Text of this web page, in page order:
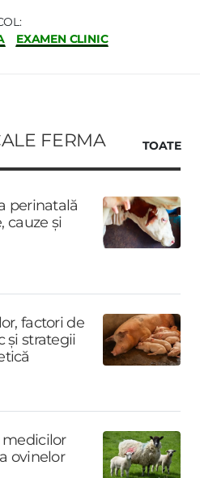
EXAMEN CLINIC
FERMA TOATE
perinatală
cauze și
factori de
și strategii
ovinelor